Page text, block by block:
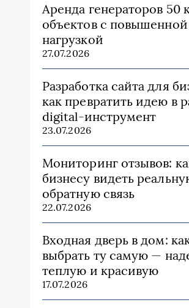
Аренда генераторов 50
объектов с повышенной
нагрузкой
27.07.2026
Разработка сайта для
как превратить идею в
digital-инструмент
23.07.2026
Мониторинг отзывов:
бизнесу видеть
обратную связь
22.07.2026
Входная дверь в дом:
выбрать ту самую —
теплую и красивую
17.07.2026